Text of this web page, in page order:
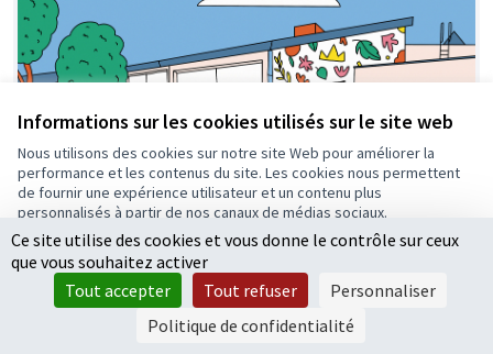
Informations sur les cookies utilisés sur le site web
Nous utilisons des cookies sur notre site Web pour améliorer la
performance et les contenus du site. Les cookies nous permettent
de fournir une expérience utilisateur et un contenu plus
personnalisés à partir de nos canaux de médias sociaux.
Tout accepter
Accepter seulement les cookies essentiels
Paramètres
Un jardin partagé près de la maison pour
Ce site utilise des cookies et vous donne le contrôle sur ceux
que vous souhaitez activer
Tout accepter
Tout refuser
Personnaliser
Politique de confidentialité